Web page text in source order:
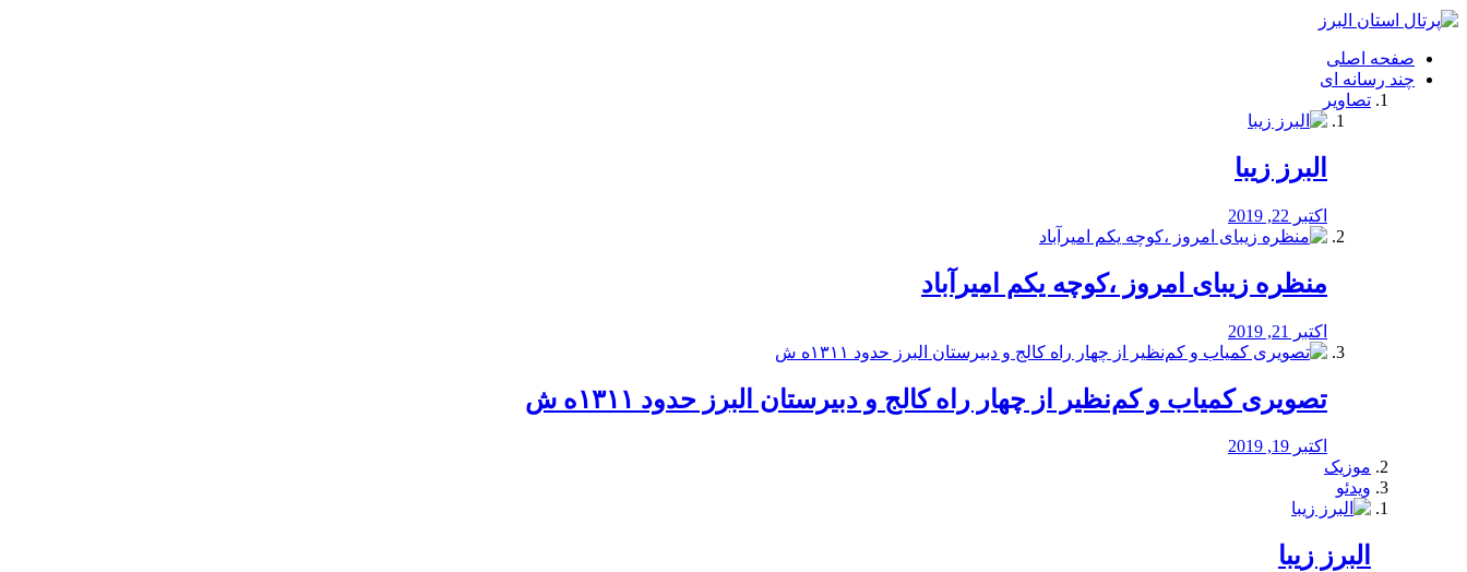
فصد
شرق
تهران
خشکشویی
صفحه اصلی
چند رسانه ای
تصاویر
البرز زیبا
اکتبر 22, 2019
منظره‌‌ زیبای امروز ،کوچه یکم امیرآباد
اکتبر 21, 2019
️تصویری کمیاب و کم‌نظیر از چهار راه كالج و دبيرستان البرز حدود ۱۳۱۱ه ش
اکتبر 19, 2019
موزیک
ویدئو
البرز زیبا